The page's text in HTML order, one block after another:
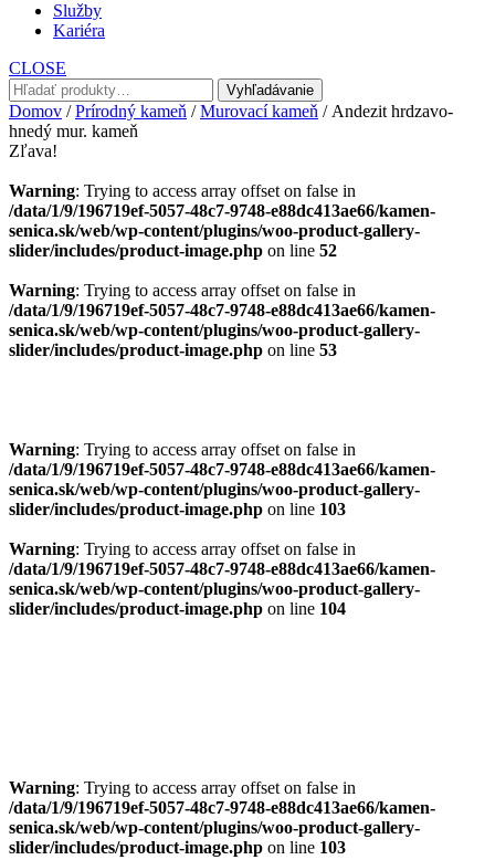
Služby
Kariéra
CLOSE
Hľadať:
Vyhľadávanie
Domov /Prírodný kameň /Murovací kameň / Andezit hrdzavo-
hnedý mur. kameň
Zľava!
Warning: Trying to access array offset on false in
/data/1/9/196719ef-5057-48c7-9748-e88dc413ae66/kamen-
senica.sk/web/wp-content/plugins/woo-product-gallery-
slider/includes/product-image.php on line 52
Warning: Trying to access array offset on false in
/data/1/9/196719ef-5057-48c7-9748-e88dc413ae66/kamen-
senica.sk/web/wp-content/plugins/woo-product-gallery-
slider/includes/product-image.php on line 53
Warning: Trying to access array offset on false in
/data/1/9/196719ef-5057-48c7-9748-e88dc413ae66/kamen-
senica.sk/web/wp-content/plugins/woo-product-gallery-
slider/includes/product-image.php on line 103
Warning: Trying to access array offset on false in
/data/1/9/196719ef-5057-48c7-9748-e88dc413ae66/kamen-
senica.sk/web/wp-content/plugins/woo-product-gallery-
slider/includes/product-image.php on line 104
Warning: Trying to access array offset on false in
/data/1/9/196719ef-5057-48c7-9748-e88dc413ae66/kamen-
senica.sk/web/wp-content/plugins/woo-product-gallery-
slider/includes/product-image.php on line 103